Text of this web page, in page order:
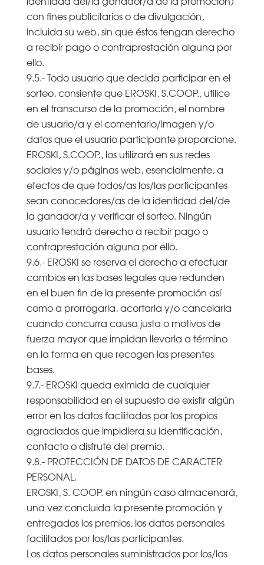
con fines publicitarios o de divulgación,
incluida su web, sin que éstos tengan derecho
a recibir pago o contraprestación alguna por
ello.
9.5.- Todo usuario que decida participar en el
sorteo, consiente que EROSKI, S.COOP., utilice
en el transcurso de la promoción, el nombre
de usuario/a y el comentario/imagen y/o
datos que el usuario participante proporcione.
EROSKI, S.COOP., los utilizará en sus redes
sociales y/o páginas web, esencialmente, a
efectos de que todos/as los/las participantes
sean conocedores/as de la identidad del/de
la ganador/a y verificar el sorteo. Ningún
usuario tendrá derecho a recibir pago o
contraprestación alguna por ello.
9.6.- EROSKI se reserva el derecho a efectuar
cambios en las bases legales que redunden
en el buen fin de la presente promoción así
como a prorrogarla, acortarla y/o cancelarla
cuando concurra causa justa o motivos de
fuerza mayor que impidan llevarla a término
en la forma en que recogen las presentes
bases.
9.7.- EROSKI queda eximida de cualquier
responsabilidad en el supuesto de existir algún
error en los datos facilitados por los propios
agraciados que impidiera su identificación,
contacto o disfrute del premio.
9.8.- PROTECCIÓN DE DATOS DE CARACTER
PERSONAL.
EROSKI, S. COOP. en ningún caso almacenará,
una vez concluida la presente promoción y
entregados los premios, los datos personales
facilitados por los/las participantes.
Los datos personales suministrados por los/las